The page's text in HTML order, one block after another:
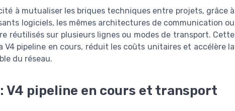
à mutualiser les briques techniques entre projets, grâce à
logiciels, les mêmes architectures de communication ou
réutilisés sur plusieurs lignes ou modes de transport. Cette
pipeline en cours, réduit les coûts unitaires et accélère la
du réseau.
pipeline en cours et transport